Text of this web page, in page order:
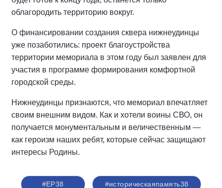
облагородить территорию вокруг.
О финансировании создания сквера нижнеудинцы
уже позаботились: проект благоустройства
территории мемориала в этом году был заявлен для
участия в программе формирования комфортной
городской среды.
Нижнеудинцы признаются, что мемориал впечатляет
своим внешним видом. Как и хотели воины СВО, он
получается монументальным и величественным —
как героизм наших ребят, которые сейчас защищают
интересы Родины.
#ЕР38 #историческаяпамять38